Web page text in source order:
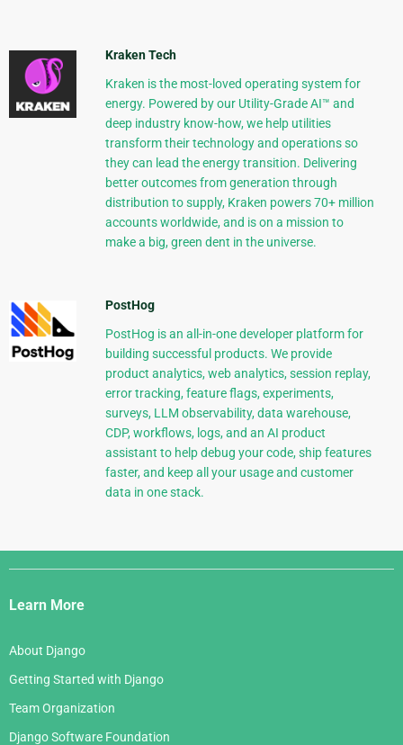
Kraken Tech
Kraken is the most-loved operating system for
energy. Powered by our Utility-Grade AI™ and
deep industry know-how, we help utilities
transform their technology and operations so
they can lead the energy transition. Delivering
better outcomes from generation through
distribution to supply, Kraken powers 70+ million
accounts worldwide, and is on a mission to
make a big, green dent in the universe.
PostHog
PostHog is an all-in-one developer platform for
building successful products. We provide
product analytics, web analytics, session replay,
error tracking, feature flags, experiments,
surveys, LLM observability, data warehouse,
CDP, workflows, logs, and an AI product
assistant to help debug your code, ship features
faster, and keep all your usage and customer
data in one stack.
Django
Links
Learn More
About Django
Getting Started with Django
Team Organization
Django Software Foundation